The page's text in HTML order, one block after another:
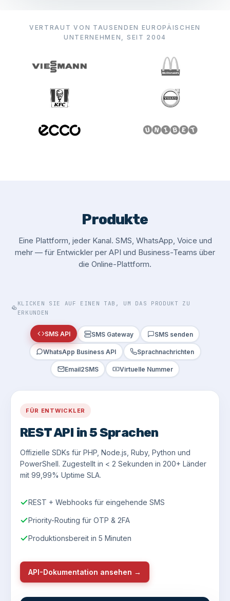
VERTRAUT VON TAUSENDEN EUROPÄISCHEN
UNTERNEHMEN, SEIT 2004
Produkte
Eine Plattform, jeder Kanal. SMS, WhatsApp, Voice und
mehr — für Entwickler per API und Business-Teams über
die Online-Plattform.
KLICKEN SIE AUF EINEN TAB, UM DAS PRODUKT ZU
ERKUNDEN
SMS API SMS Gateway SMS senden
WhatsApp Business API Sprachnachrichten
Email2SMS Virtuelle Nummer
FÜR ENTWICKLER
REST API in 5 Sprachen
Offizielle SDKs für PHP, Node.js, Ruby, Python und
PowerShell. Zugestellt in < 2 Sekunden in 200+ Länder
mit 99,99% Uptime SLA.
REST + Webhooks für eingehende SMS
Priority-Routing für OTP & 2FA
Produktionsbereit in 5 Minuten
API-Dokumentation ansehen →